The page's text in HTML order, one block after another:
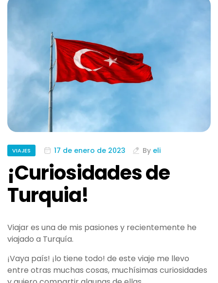
VIAJES 17 de enero de 2023 By eli
¡Curiosidades de
Turquia!
Viajar es una de mis pasiones y recientemente he
viajado a Turquía.
¡Vaya país! ¡lo tiene todo! de este viaje me llevo
entre otras muchas cosas, muchísimas curiosidades